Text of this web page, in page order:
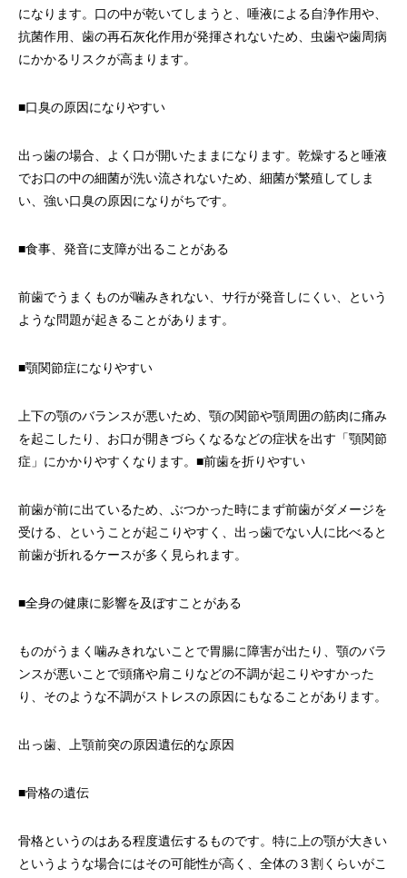
になります。口の中が乾いてしまうと、唾液による自浄作用や、
抗菌作用、歯の再石灰化作用が発揮されないため、虫歯や歯周病
にかかるリスクが高まります。
■口臭の原因になりやすい
出っ歯の場合、よく口が開いたままになります。乾燥すると唾液
でお口の中の細菌が洗い流されないため、細菌が繁殖してしま
い、強い口臭の原因になりがちです。
■食事、発音に支障が出ることがある
前歯でうまくものが噛みきれない、サ行が発音しにくい、という
ような問題が起きることがあります。
■顎関節症になりやすい
上下の顎のバランスが悪いため、顎の関節や顎周囲の筋肉に痛み
を起こしたり、お口が開きづらくなるなどの症状を出す「顎関節
症」にかかりやすくなります。■前歯を折りやすい
前歯が前に出ているため、ぶつかった時にまず前歯がダメージを
受ける、ということが起こりやすく、出っ歯でない人に比べると
前歯が折れるケースが多く見られます。
■全身の健康に影響を及ぼすことがある
ものがうまく噛みきれないことで胃腸に障害が出たり、顎のバラ
ンスが悪いことで頭痛や肩こりなどの不調が起こりやすかった
り、そのような不調がストレスの原因にもなることがあります。
出っ歯、上顎前突の原因遺伝的な原因
■骨格の遺伝
骨格というのはある程度遺伝するものです。特に上の顎が大きい
というような場合にはその可能性が高く、全体の３割くらいがこ